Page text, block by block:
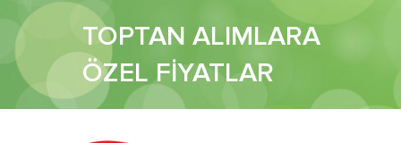
TOPTAN ALIMLARA
ÖZEL FİYATLAR